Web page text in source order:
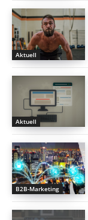
Aktuell
Aktuell
B2B-Marketing